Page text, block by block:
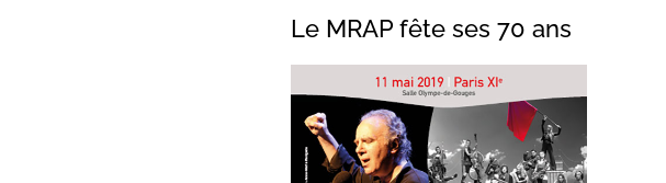
Le MRAP fête ses 70 ans